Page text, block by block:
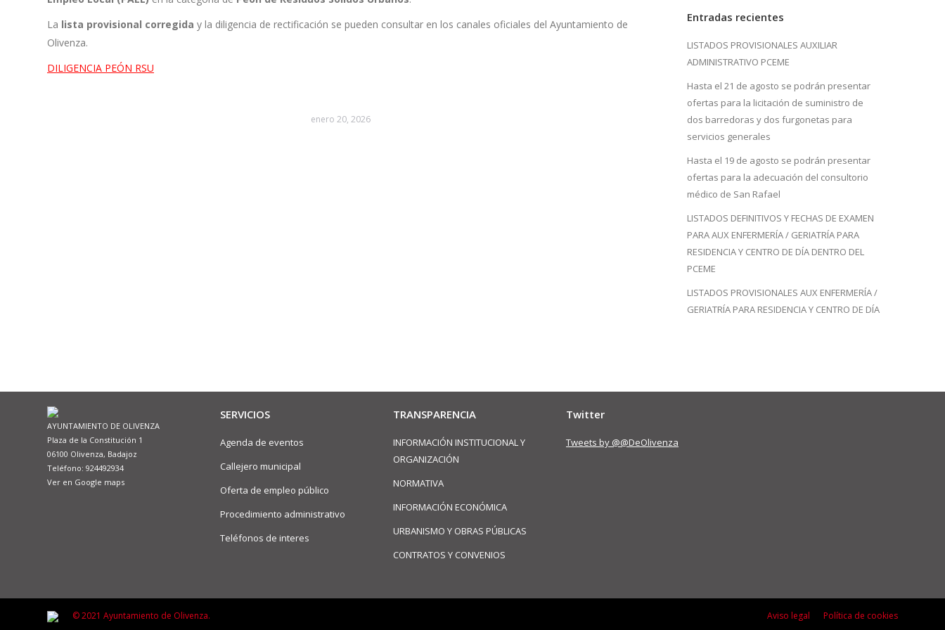
La lista provisional corregida y la diligencia de rectificación se pueden consultar en los canales oficiales del Ayuntamiento de
Olivenza.
DILIGENCIA PEÓN RSU
enero 20, 2026
Entradas recientes
LISTADOS PROVISIONALES AUXILIAR
ADMINISTRATIVO PCEME
Hasta el 21 de agosto se podrán presentar
ofertas para la licitación de suministro de
dos barredoras y dos furgonetas para
servicios generales
Hasta el 19 de agosto se podrán presentar
ofertas para la adecuación del consultorio
médico de San Rafael
LISTADOS DEFINITIVOS Y FECHAS DE EXAMEN
PARA AUX ENFERMERÍA / GERIATRÍA PARA
RESIDENCIA Y CENTRO DE DÍA DENTRO DEL
PCEME
LISTADOS PROVISIONALES AUX ENFERMERÍA /
GERIATRÍA PARA RESIDENCIA Y CENTRO DE DÍA
AYUNTAMIENTO DE OLIVENZA
Plaza de la Constitución 1
06100 Olivenza, Badajoz
Teléfono: 924492934
Ver en Google maps
SERVICIOS
Agenda de eventos
Callejero municipal
Oferta de empleo público
Procedimiento administrativo
Teléfonos de interes
TRANSPARENCIA
INFORMACIÓN INSTITUCIONAL Y
ORGANIZACIÓN
NORMATIVA
INFORMACIÓN ECONÓMICA
URBANISMO Y OBRAS PÚBLICAS
CONTRATOS Y CONVENIOS
Twitter
Tweets by @@DeOlivenza
© 2021 Ayuntamiento de Olivenza. Aviso legal Política de cookies